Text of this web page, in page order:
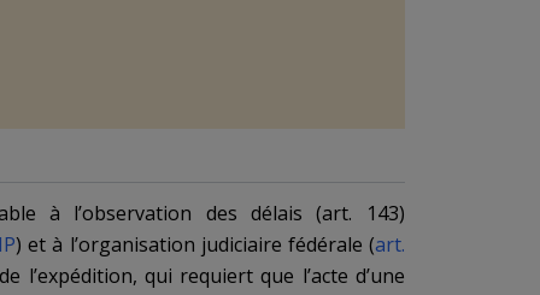
à l’observation des délais (art. 143)
) et à l’organisation judiciaire fédérale (art.
l’expédition, qui requiert que l’acte d’une